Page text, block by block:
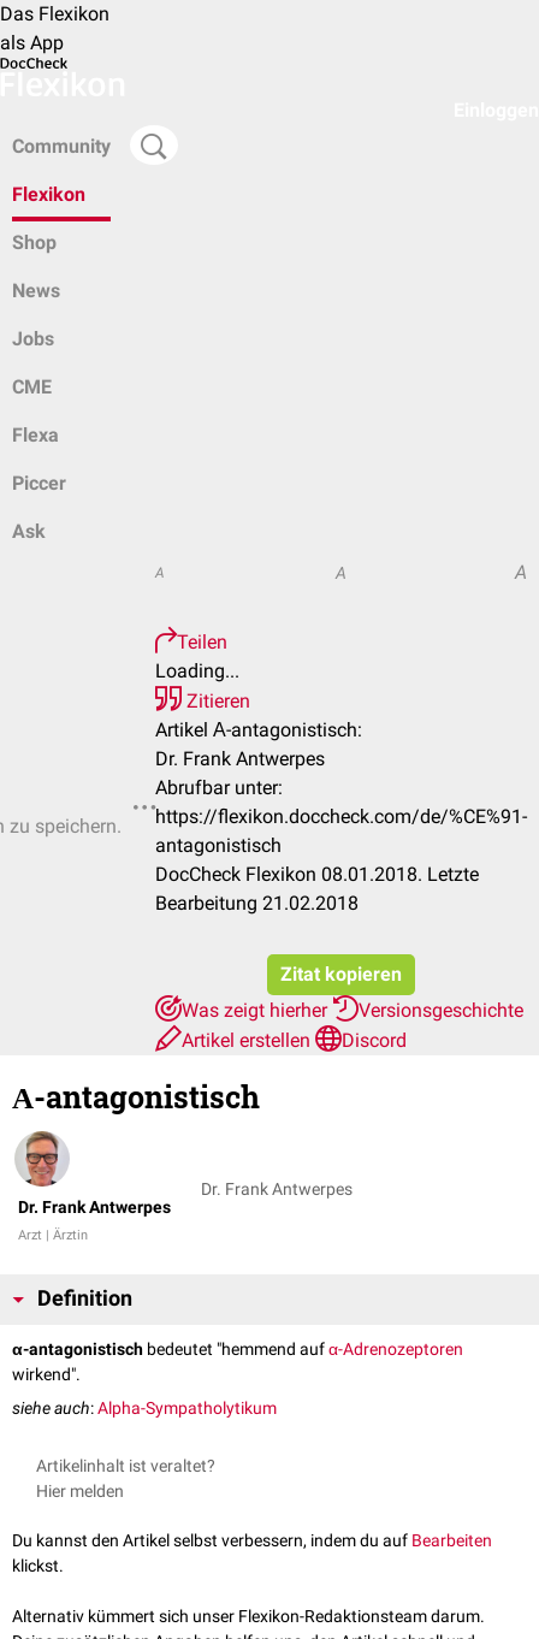
Das Flexikon
als App
Community
Flexikon
Shop
News
Jobs
CME
Flexa
Piccer
Ask
zu speichern.
A A A
Teilen
Loading...
Zitieren
Artikel Α-antagonistisch:
Dr. Frank Antwerpes
Abrufbar unter:
https://flexikon.doccheck.com/de/%CE%91-
antagonistisch
DocCheck Flexikon 08.01.2018. Letzte
Bearbeitung 21.02.2018
Zitat kopieren
Was zeigt hierher
Versionsgeschichte
Artikel erstellen
Discord
Α-antagonistisch
Dr. Frank Antwerpes
Arzt | Ärztin
Dr. Frank Antwerpes
Definition
α-antagonistisch bedeutet "hemmend aufα-Adrenozeptoren
wirkend".
siehe auch:Alpha-Sympatholytikum
Artikelinhalt ist veraltet?
Hier melden
Du kannst den Artikel selbst verbessern, indem du auf Bearbeiten
klickst.
Alternativ kümmert sich unser Flexikon-Redaktionsteam darum.